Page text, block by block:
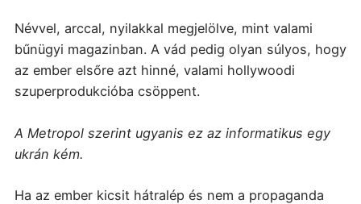
Névvel, arccal, nyilakkal megjelölve, mint valami
bűnügyi magazinban. A vád pedig olyan súlyos, hogy
az ember elsőre azt hinné, valami hollywoodi
szuperprodukcióba csöppent.
A Metropol szerint ugyanis ez az informatikus egy
ukrán kém.
Ha az ember kicsit hátralép és nem a propaganda